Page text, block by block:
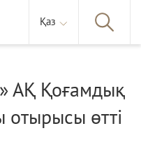
Қаз
АҚ Қоғамдық
отырысы өтті